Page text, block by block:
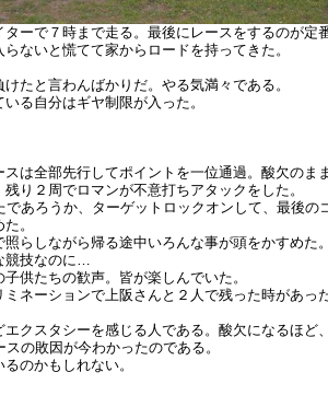
ーで７時まで走る。最後にレースをするのが
ないと慌てて家からロードを持ってきた。
たと言わんばかりだ。やる気満々である。
る自分はギヤ制限が入った。
は全部先行してポイントを一位通過。酸欠の
り２周でロマンが不意打ちアタックをした。
であろうか、ターゲットロックオンして、最後
。
らしながら帰る途中いろんな事が頭をかすめ
競技なのに…
供たちの歓声。皆が楽しんでいた。
ネーションで上阪さんと２人で残った時があ
クスタシーを感じる人である。酸欠になるほ
の敗因が今わかったのである。
のかもしれない。